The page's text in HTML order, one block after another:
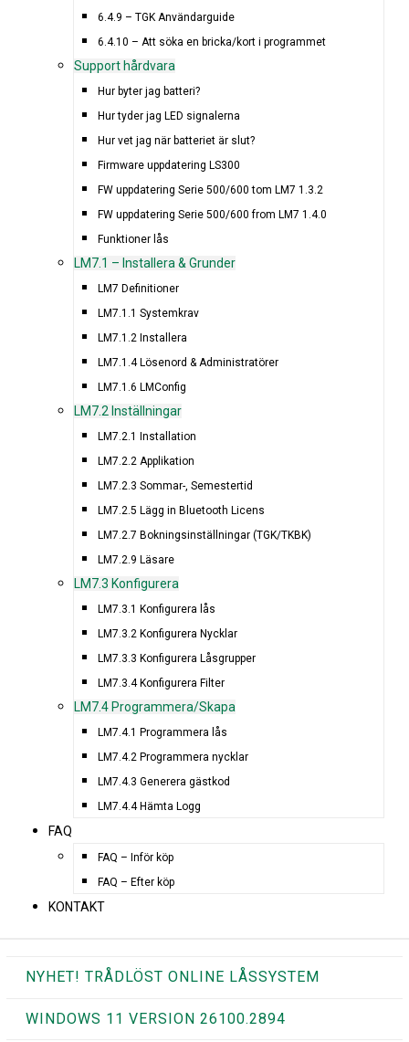
6.4.9 – TGK Användarguide
6.4.10 – Att söka en bricka/kort i programmet
Support hårdvara
Hur byter jag batteri?
Hur tyder jag LED signalerna
Hur vet jag när batteriet är slut?
Firmware uppdatering LS300
FW uppdatering Serie 500/600 tom LM7 1.3.2
FW uppdatering Serie 500/600 from LM7 1.4.0
Funktioner lås
LM7.1 – Installera & Grunder
LM7 Definitioner
LM7.1.1 Systemkrav
LM7.1.2 Installera
LM7.1.4 Lösenord & Administratörer
LM7.1.6 LMConfig
LM7.2 Inställningar
LM7.2.1 Installation
LM7.2.2 Applikation
LM7.2.3 Sommar-, Semestertid
LM7.2.5 Lägg in Bluetooth Licens
LM7.2.7 Bokningsinställningar (TGK/TKBK)
LM7.2.9 Läsare
LM7.3 Konfigurera
LM7.3.1 Konfigurera lås
LM7.3.2 Konfigurera Nycklar
LM7.3.3 Konfigurera Låsgrupper
LM7.3.4 Konfigurera Filter
LM7.4 Programmera/Skapa
LM7.4.1 Programmera lås
LM7.4.2 Programmera nycklar
LM7.4.3 Generera gästkod
LM7.4.4 Hämta Logg
FAQ
FAQ – Inför köp
FAQ – Efter köp
KONTAKT
NYHET! TRÅDLÖST ONLINE LÅSSYSTEM
WINDOWS 11 VERSION 26100.2894